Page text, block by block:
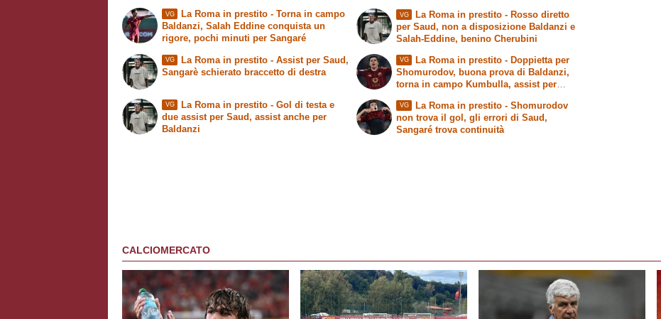
VG La Roma in prestito- Torna in campo
Baldanzi, Salah Eddine conquista un
rigore, pochi minuti per Sangaré
VG La Roma in prestito- Rosso diretto
per Saud, non a disposizione Baldanzi e
Salah-Eddine, benino Cherubini
VG La Roma in prestito- Assist per Saud,
Sangarè schierato braccetto di destra
VG La Roma in prestito- Gol di testa e
due assist per Saud, assist anche per
Baldanzi
VG La Roma in prestito- Doppietta per
Shomurodov, buona prova di Baldanzi,
torna in campo Kumbulla, assist per
VG La Roma in prestito- Shomurodov
non trova il gol, gli errori di Saud,
Sangaré trova continuità
CALCIOMERCATO